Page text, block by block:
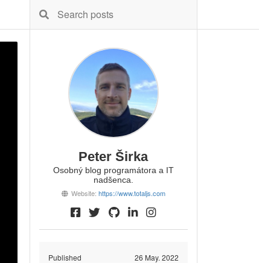
Peter Širka
Osobný blog programátora a IT
nadšenca.
Website: https://www.totaljs.com
Published
26 May. 2022